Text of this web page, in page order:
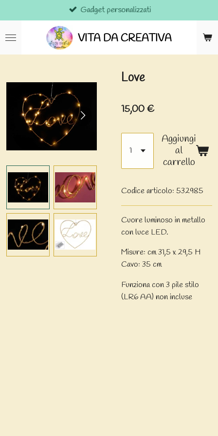
al
contenuto
VITA DA CREATIVA
Gadget personalizzati
Love
15,00 €
Aggiungi
al
carrello
Codice articolo: 532985
Cuore luminoso in metallo
con luce LED.
Misure: cm 31,5 x 29,5 H
Cavo: 35 cm
Funziona con 3 pile stilo
(LR6 AA) non incluse